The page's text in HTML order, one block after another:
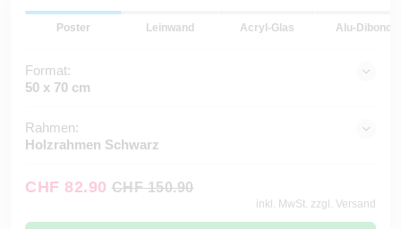
Poster Leinwand Acryl-Glas Alu-Dibond
Format:
50 x 70 cm
Rahmen:
Holzrahmen Schwarz
CHF 82.90 CHF 150.90
inkl. MwSt. zzgl. Versand